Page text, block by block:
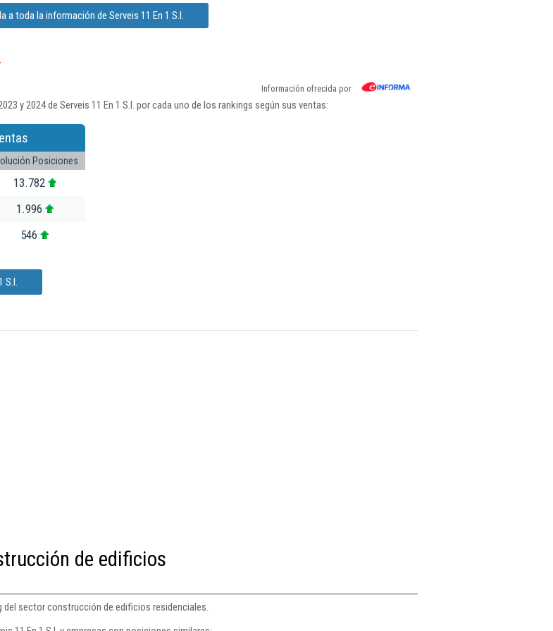
a toda la información de Serveis 11 En 1 S.l.
Información ofrecida por
y 2024 de Serveis 11 En 1 S.l. por cada uno de los rankings según sus ventas:
Posiciones
13.782
1.996
546
de edificios
del sector construcción de edificios residenciales.